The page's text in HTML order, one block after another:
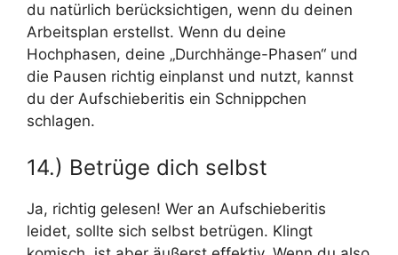
du natürlich berücksichtigen, wenn du deinen
Arbeitsplan erstellst. Wenn du deine
Hochphasen, deine „Durchhänge-Phasen“ und
die Pausen richtig einplanst und nutzt, kannst
du der Aufschieberitis ein Schnippchen
schlagen.
14.) Betrüge dich selbst
Ja, richtig gelesen! Wer an Aufschieberitis
leidet, sollte sich selbst betrügen. Klingt